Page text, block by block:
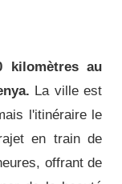
kilomètres au
La ville est
l'itinéraire le
en train de
offrant de